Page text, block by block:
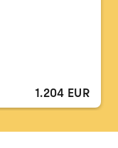
1.204 EUR